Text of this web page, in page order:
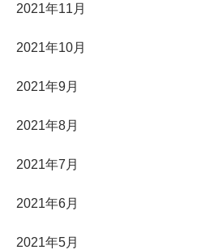
2021年11月
2021年10月
2021年9月
2021年8月
2021年7月
2021年6月
2021年5月